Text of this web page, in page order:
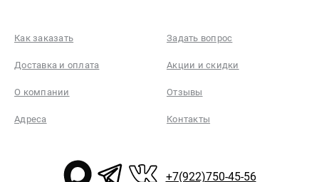
Как заказать Задать вопрос
Доставка и оплата Акции и скидки
О компании Отзывы
Адреса Контакты
+7(922)750-45-56